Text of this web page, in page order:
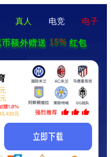
真人 电竞 电子
币额外赠送 15% 红包